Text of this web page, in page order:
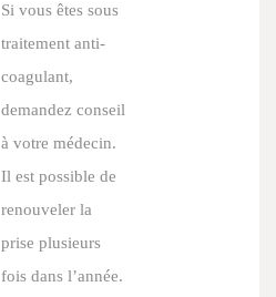
Si vous êtes sous
traitement anti-
coagulant,
demandez conseil
à votre médecin.
Il est possible de
renouveler la
prise plusieurs
fois dans l’année.